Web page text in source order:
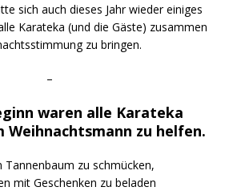
sich auch dieses Jahr wieder einiges
Karateka (und die Gäste) zusammen
zu bringen.
–
waren alle Karateka
zu helfen.
Tannenbaum zu schmücken,
mit Geschenken zu beladen